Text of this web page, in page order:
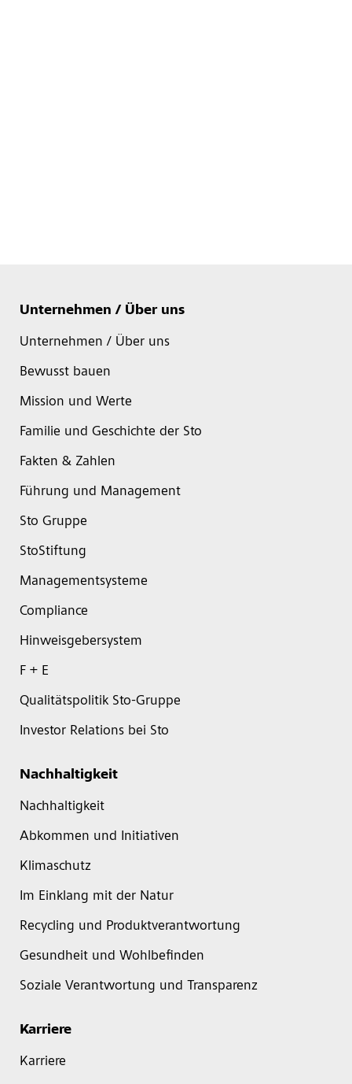
Unternehmen / Über uns
Unternehmen / Über uns
Bewusst bauen
Mission und Werte
Familie und Geschichte der Sto
Fakten & Zahlen
Führung und Management
Sto Gruppe
StoStiftung
Managementsysteme
Compliance
Hinweisgebersystem
F + E
Qualitätspolitik Sto-Gruppe
Investor Relations bei Sto
Nachhaltigkeit
Nachhaltigkeit
Abkommen und Initiativen
Klimaschutz
Im Einklang mit der Natur
Recycling und Produktverantwortung
Gesundheit und Wohlbefinden
Soziale Verantwortung und Transparenz
Karriere
Karriere